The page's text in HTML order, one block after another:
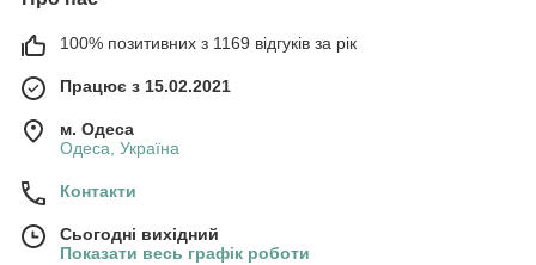
100% позитивних з 1169 відгуків за рік
Працює з 15.02.2021
м. Одеса
Одеса, Україна
Контакти
Сьогодні вихідний
Показати весь графік роботи